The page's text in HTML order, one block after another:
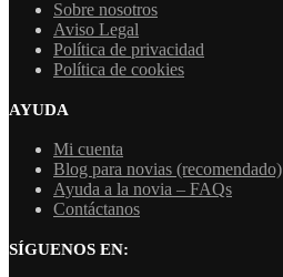
Sobre nosotros
Aviso Legal
Política de privacidad
Política de cookies
AYUDA
Mi cuenta
Blog para novias (recomendado)
Ayuda a la novia – FAQs
Contáctanos
SÍGUENOS EN: